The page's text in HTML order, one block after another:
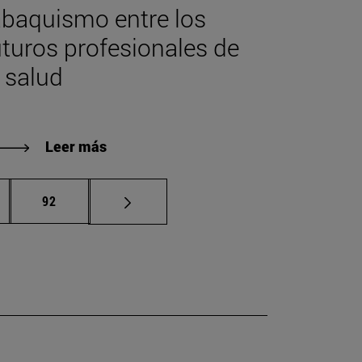
entre los
profesionales de
salud
Leer más
intermedias Use TAB para desplazarse.
Página
92